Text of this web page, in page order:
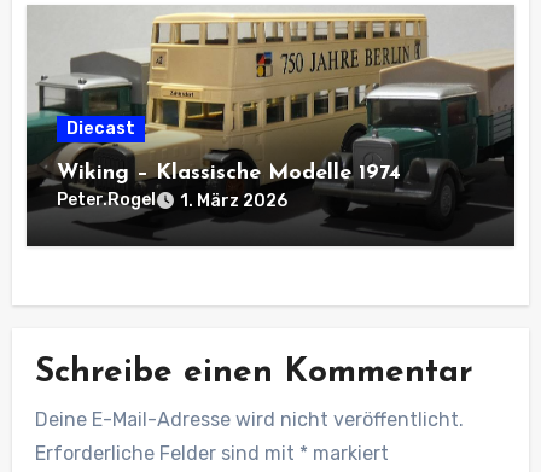
Diecast
Wiking – Klassische Modelle 1974
Peter.Rogel 1. März 2026
Schreibe einen Kommentar
Deine E-Mail-Adresse wird nicht veröffentlicht.
Erforderliche Felder sind mit * markiert